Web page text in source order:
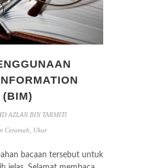
(BIM)
AZLAN BIN TARMITI
Ceramah Ukur
bacaan tersebut untuk